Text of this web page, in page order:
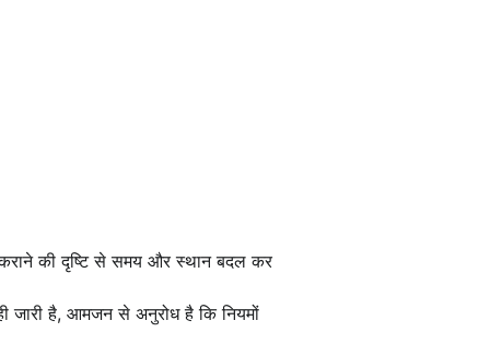
कराने की दृष्टि से समय और स्थान बदल कर
जारी है, आमजन से अनुरोध है कि नियमों